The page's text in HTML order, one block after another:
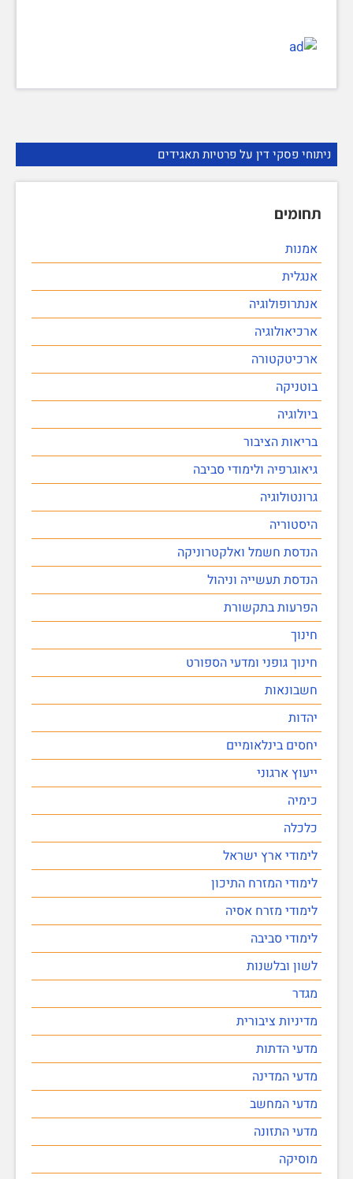
ניתוחי פסקי דין על פרטיות תאגידים
תחומים
אמנות
אנגלית
אנתרופולוגיה
ארכיאולוגיה
ארכיטקטורה
בוטניקה
ביולוגיה
בריאות הציבור
גיאוגרפיה ולימודי סביבה
גרונטולוגיה
היסטוריה
הנדסת חשמל ואלקטרוניקה
הנדסת תעשייה וניהול
הפרעות בתקשורת
חינוך
חינוך גופני ומדעי הספורט
חשבונאות
יהדות
יחסים בינלאומיים
ייעוץ ארגוני
כימיה
כלכלה
לימודי ארץ ישראל
לימודי המזרח התיכון
לימודי מזרח אסיה
לימודי סביבה
לשון ובלשנות
מגדר
מדיניות ציבורית
מדעי הדתות
מדעי המדינה
מדעי המחשב
מדעי התזונה
מוסיקה